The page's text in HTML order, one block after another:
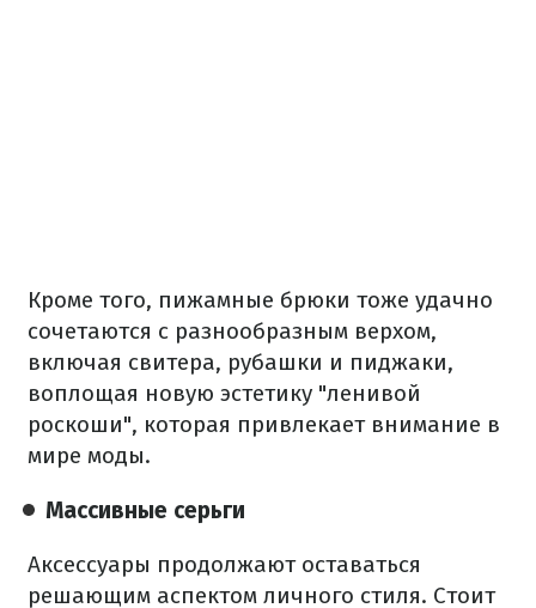
Кроме того, пижамные брюки тоже удачно
сочетаются с разнообразным верхом,
включая свитера, рубашки и пиджаки,
воплощая новую эстетику "ленивой
роскоши", которая привлекает внимание в
мире моды.
Массивные серьги
Аксессуары продолжают оставаться
решающим аспектом личного стиля. Стоит